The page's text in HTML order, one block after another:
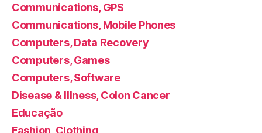
Communications, GPS
Communications, Mobile Phones
Computers, Data Recovery
Computers, Games
Computers, Software
Disease & Illness, Colon Cancer
Educação
Fashion, Clothing